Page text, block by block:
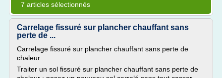
7 articles sélectionnés
Carrelage fissuré sur plancher chauffant sans
perte de ...
Carrelage fissuré sur plancher chauffant sans perte de
chaleur
Traiter un sol fissuré sur plancher chauffant sans perte de